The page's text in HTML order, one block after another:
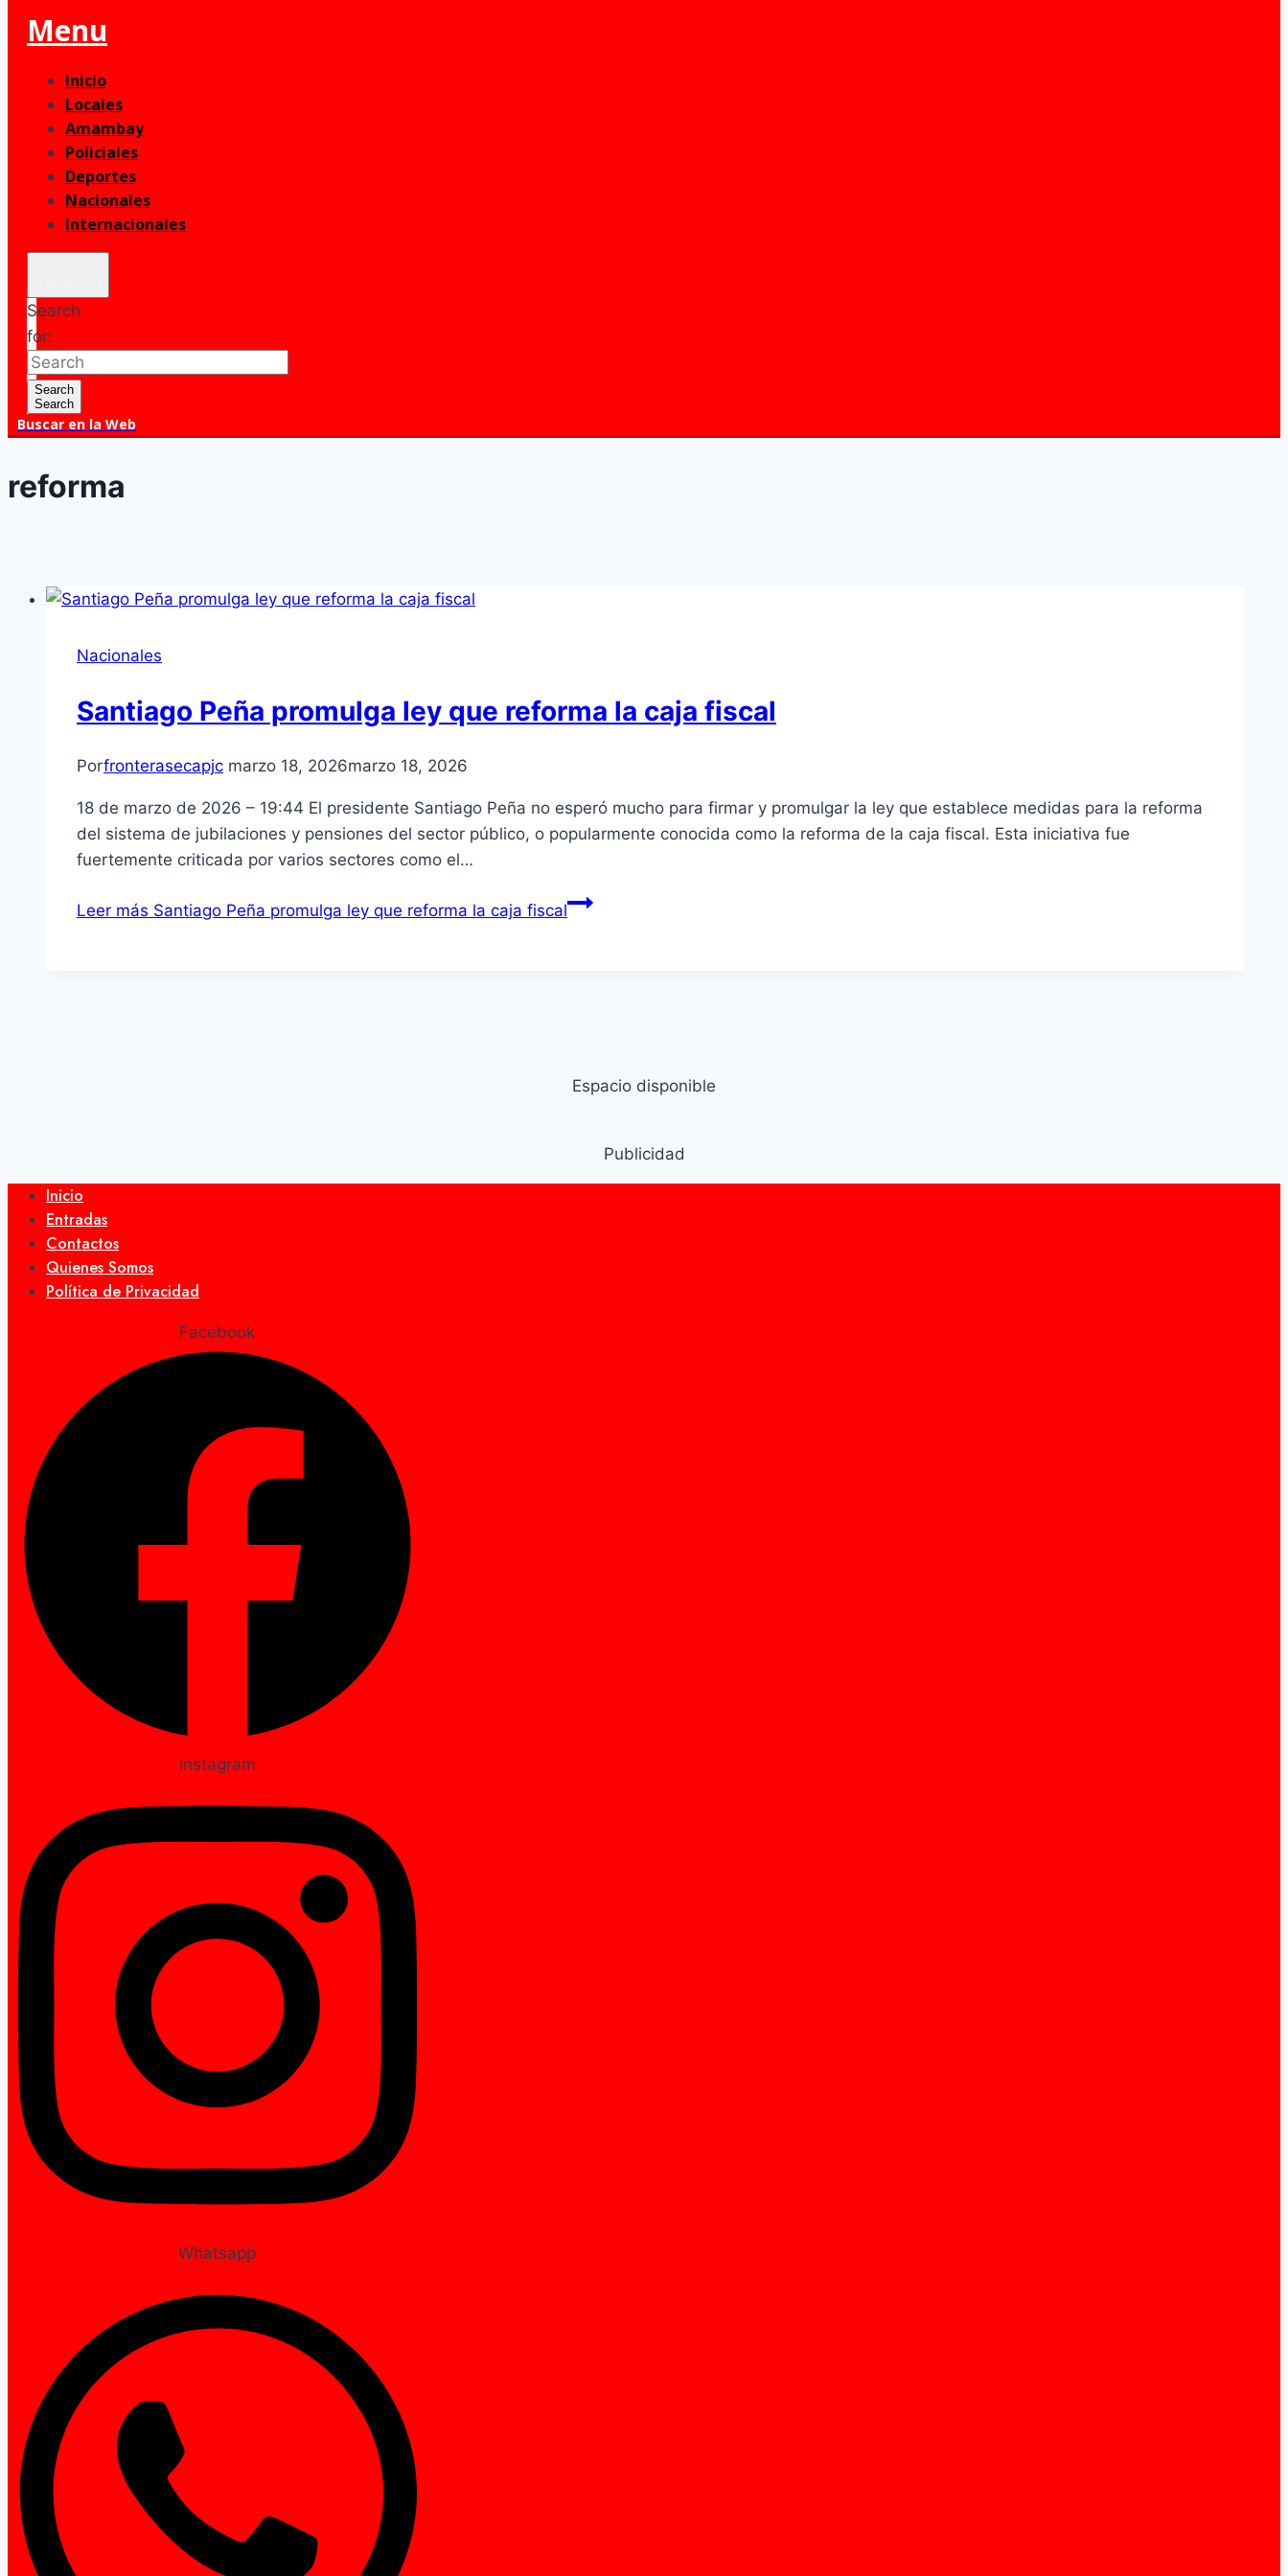
Menu
Inicio
Locales
Amambay
Policiales
Deportes
Nacionales
Internacionales
Search
for:
Search
Search
Buscar en la Web
reforma
Nacionales
Santiago Peña promulga ley que reforma la caja fiscal
Porfronterasecapjc marzo 18, 2026marzo 18, 2026
18 de marzo de 2026 – 19:44 El presidente Santiago Peña no esperó mucho para firmar y promulgar la ley que establece medidas para la reforma
del sistema de jubilaciones y pensiones del sector público, o popularmente conocida como la reforma de la caja fiscal. Esta iniciativa fue
fuertemente criticada por varios sectores como el…
Leer más Santiago Peña promulga ley que reforma la caja fiscal
Espacio disponible
Publicidad
Inicio
Entradas
Contactos
Quienes Somos
Política de Privacidad
Facebook
Instagram
Whatsapp